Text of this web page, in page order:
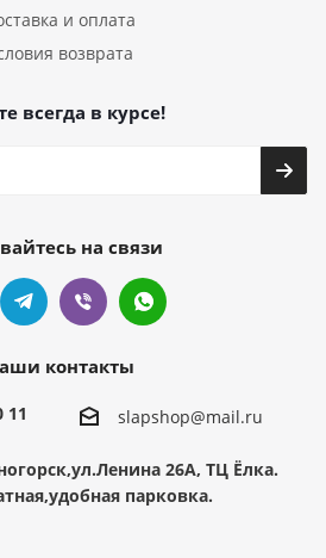
и оплата
возврата
всегда в курсе!
на связи
контакты
11 slapshop@mail.ru
26А, ТЦ Ёлка.
парковка.